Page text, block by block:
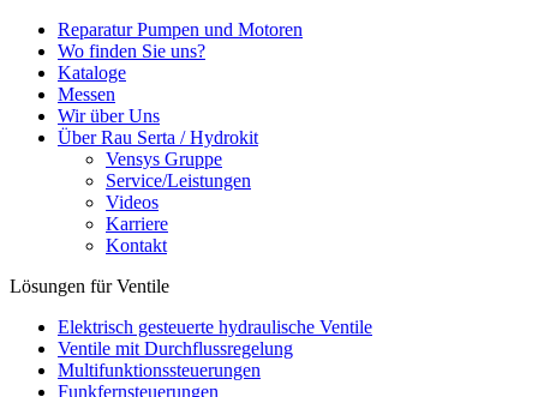
Reparatur Pumpen und Motoren
Wo finden Sie uns?
Kataloge
Messen
Wir über Uns
Über Rau Serta / Hydrokit
Vensys Gruppe
Service/Leistungen
Videos
Karriere
Kontakt
Lösungen für Ventile
Elektrisch gesteuerte hydraulische Ventile
Ventile mit Durchflussregelung
Multifunktionssteuerungen
Funkfernsteuerungen